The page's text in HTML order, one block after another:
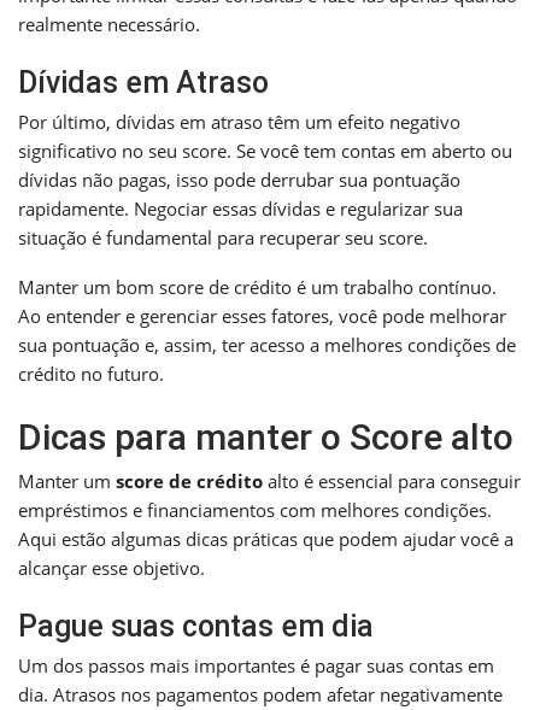
realmente necessário.
Dívidas em Atraso
Por último, dívidas em atraso têm um efeito negativo
significativo no seu score. Se você tem contas em aberto ou
dívidas não pagas, isso pode derrubar sua pontuação
rapidamente. Negociar essas dívidas e regularizar sua
situação é fundamental para recuperar seu score.
Manter um bom score de crédito é um trabalho contínuo.
Ao entender e gerenciar esses fatores, você pode melhorar
sua pontuação e, assim, ter acesso a melhores condições de
crédito no futuro.
Dicas para manter o Score alto
Manter um score de crédito alto é essencial para conseguir
empréstimos e financiamentos com melhores condições.
Aqui estão algumas dicas práticas que podem ajudar você a
alcançar esse objetivo.
Pague suas contas em dia
Um dos passos mais importantes é pagar suas contas em
dia. Atrasos nos pagamentos podem afetar negativamente